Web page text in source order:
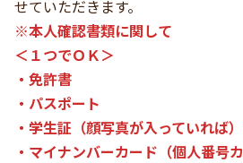
せていただきます。
※本人確認書類に関して
＜１つでＯＫ＞
・免許書
・パスポート
・学生証（顔写真が入っていれば）
・マイナンバーカード（個人番号カ